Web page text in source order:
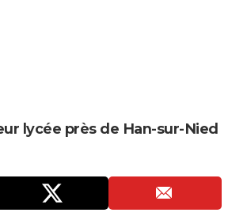
lycée près de Han-sur-Nied